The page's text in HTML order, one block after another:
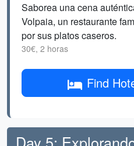
Saborea una cena
Volpaia, un restaurante
por sus platos caseros.
30€, 2 horas
Find